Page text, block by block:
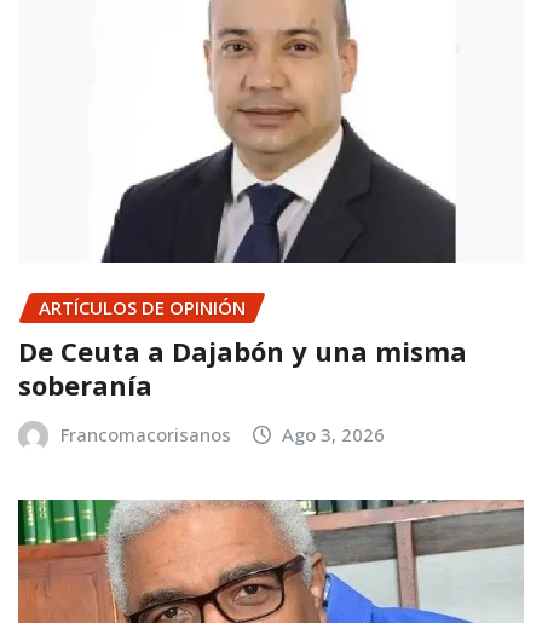
ARTÍCULOS DE OPINIÓN
De Ceuta a Dajabón y una misma
soberanía
Francomacorisanos Ago 3, 2026